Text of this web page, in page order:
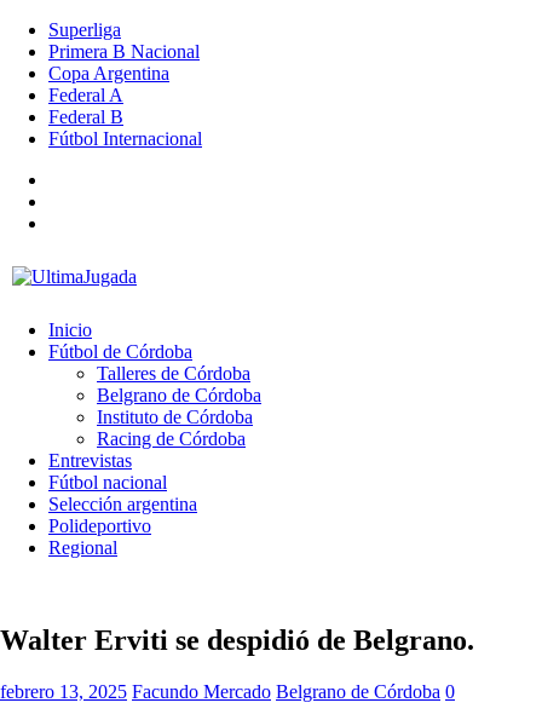
Superliga
Primera B Nacional
Copa Argentina
Federal A
Federal B
Fútbol Internacional
Inicio
Fútbol de Córdoba
Talleres de Córdoba
Belgrano de Córdoba
Instituto de Córdoba
Racing de Córdoba
Entrevistas
Fútbol nacional
Selección argentina
Polideportivo
Regional
Walter Erviti se despidió de Belgrano.
febrero 13, 2025 Facundo Mercado Belgrano de Córdoba 0